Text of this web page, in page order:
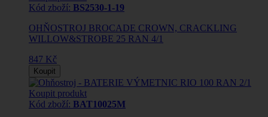
Kód zboží: BS2530-1-19
OHŇOSTROJ BROCADE CROWN, CRACKLING
WILLOW&STROBE 25 RAN 4/1
847 Kč
Koupit
Koupit produkt
Kód zboží: BAT10025M